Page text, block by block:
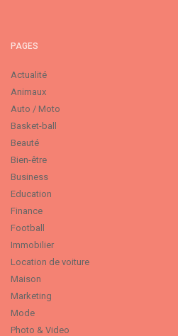
PAGES
Actualité
Animaux
Auto / Moto
Basket-ball
Beauté
Bien-être
Business
Education
Finance
Football
Immobilier
Location de voiture
Maison
Marketing
Mode
Photo & Video